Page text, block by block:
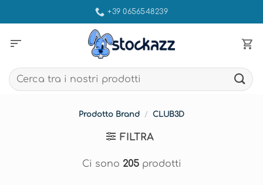
ai
+39 0656548239
sort
Cerca:
Prodotto Brand / CLUB3D
FILTRA
Ci sono 205prodotti